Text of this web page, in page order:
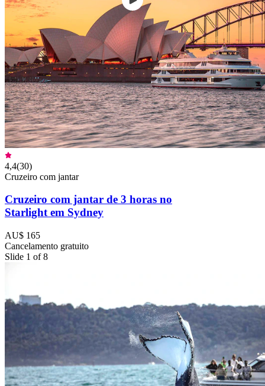
4,4(30)
Cruzeiro com jantar
Cruzeiro com jantar de 3 horas no
Starlight em Sydney
AU$ 165
Cancelamento gratuito
Slide 1 of 8